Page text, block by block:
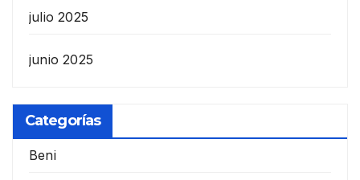
julio 2025
junio 2025
Categorías
Beni